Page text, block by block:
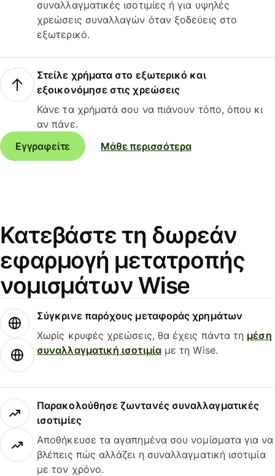
συναλλαγματικές ισοτιμίες ή για υψηλές
χρεώσεις συναλλαγών όταν ξοδεύεις στο
εξωτερικό.
Στείλε χρήματα στο εξωτερικό και
εξοικονόμησε στις χρεώσεις
Κάνε τα χρήματά σου να πιάνουν τόπο, όπου κι
αν πάνε.
Εγγραφείτε
Μάθε περισσότερα
Κατεβάστε τη δωρεάν
εφαρμογή μετατροπής
νομισμάτων Wise
Σύγκρινε παρόχους μεταφοράς χρημάτων
Χωρίς κρυφές χρεώσεις, θα έχεις πάντα τη μέση
συναλλαγματική ισοτιμίαμε τη Wise.
Παρακολούθησε ζωντανές συναλλαγματικές
ισοτιμίες
Αποθήκευσε τα αγαπημένα σου νομίσματα για να
βλέπεις πώς αλλάζει η συναλλαγματική ισοτιμία
με τον χρόνο.